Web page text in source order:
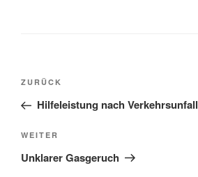
ZURÜCK
Hilfeleistung nach Verkehrsunfall
WEITER
Unklarer Gasgeruch